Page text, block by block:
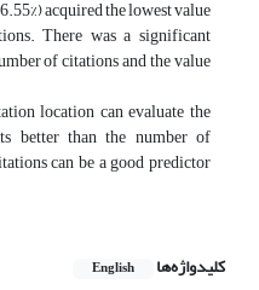
acquired the lowest value
There was a significant
of citations and the value
location can evaluate the
better than the number of
can be a good predictor
کلیدواژه‌ها English